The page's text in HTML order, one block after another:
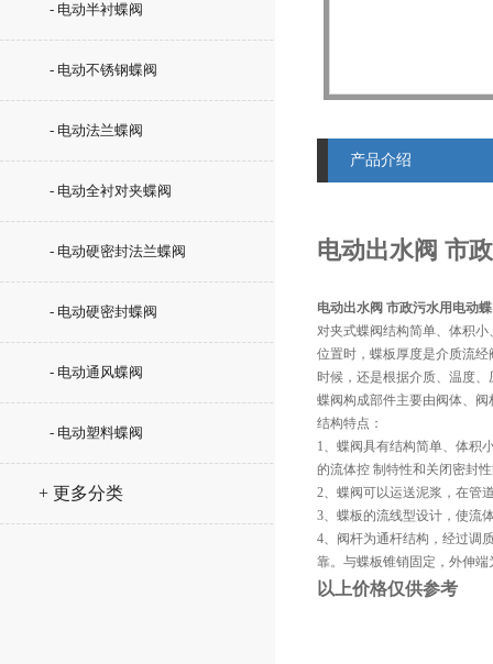
- 电动半衬蝶阀
- 电动不锈钢蝶阀
- 电动法兰蝶阀
- 电动全衬对夹蝶阀
- 电动硬密封法兰蝶阀
- 电动硬密封蝶阀
- 电动通风蝶阀
- 电动塑料蝶阀
+ 更多分类
产品介绍
电动出水阀 市
电动出水阀 市政污水用电动
对夹式蝶阀结构简单、体积
位置时，蝶板厚度是介质流
时候，还是根据介质、温度
蝶阀构成部件主要由阀体、
结构特点：
1、蝶阀具有结构简单、体积
的流体控 制特性和关闭密封
2、蝶阀可以运送泥浆，在管
3、蝶板的流线型设计，使流
4、阀杆为通杆结构，经过调
靠。与蝶板锥销固定，外伸
以上价格仅供参考